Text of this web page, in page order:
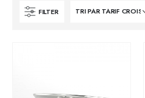
FILTER